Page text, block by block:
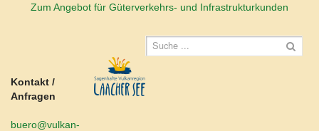
Zum Angebot für Güterverkehrs- und Infrastrukturkunden
Kontakt /
Anfragen
buero@vulkan-